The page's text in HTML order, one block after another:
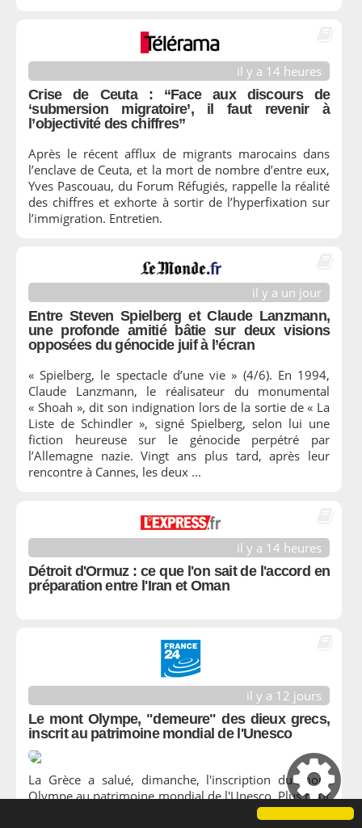
il y a 14 heures
Crise de Ceuta : “Face aux discours de
‘submersion migratoire’, il faut revenir à
l’objectivité des chiffres”
Après le récent afflux de migrants marocains dans
l’enclave de Ceuta, et la mort de nombre d’entre eux,
Yves Pascouau, du Forum Réfugiés, rappelle la réalité
des chiffres et exhorte à sortir de l’hyperfixation sur
l’immigration. Entretien.
il y a un jour
Entre Steven Spielberg et Claude Lanzmann,
une profonde amitié bâtie sur deux visions
opposées du génocide juif à l’écran
« Spielberg, le spectacle d’une vie » (4/6). En 1994,
Claude Lanzmann, le réalisateur du monumental
« Shoah », dit son indignation lors de la sortie de « La
Liste de Schindler », signé Spielberg, selon lui une
fiction heureuse sur le génocide perpétré par
l’Allemagne nazie. Vingt ans plus tard, après leur
rencontre à Cannes, les deux ...
il y a 14 heures
Détroit d'Ormuz : ce que l'on sait de l'accord en
préparation entre l'Iran et Oman
il y a 12 jours
Le mont Olympe, "demeure" des dieux grecs,
inscrit au patrimoine mondial de l'Unesco
La Grèce a salué, dimanche, l'inscription du mont
Olympe au patrimoine mondial de l'Unesco. Plus haut
sommet du pays, cette réserve naturelle protégée est